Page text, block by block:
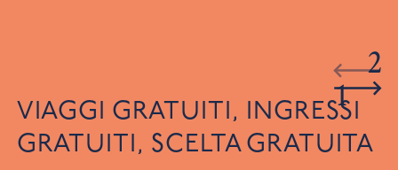
1
2
VIAGGI GRATUITI, INGRESSI
GRATUITI, SCELTA GRATUITA